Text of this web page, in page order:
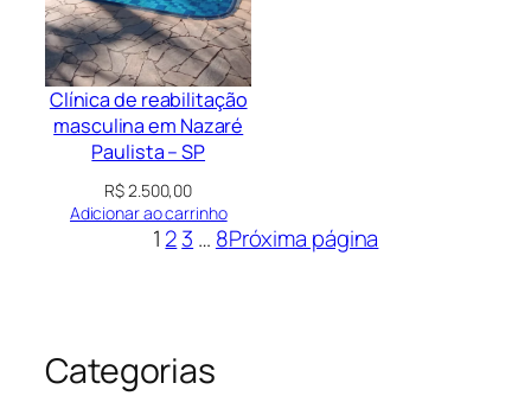
Clínica de reabilitação
masculina em Nazaré
Paulista – SP
R$2.500,00
Adicionar ao carrinho
1 23 … 8Próxima página
Categorias